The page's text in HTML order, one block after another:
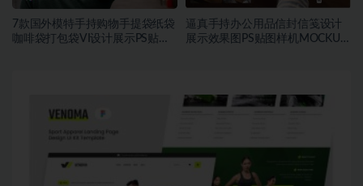
7款国外模特手持购物手提袋纸袋
咖啡袋打包袋VI设计展示PS贴图
逼真手持办公用品信封信笺设计
展示效果图PS贴图样机MOCKUP